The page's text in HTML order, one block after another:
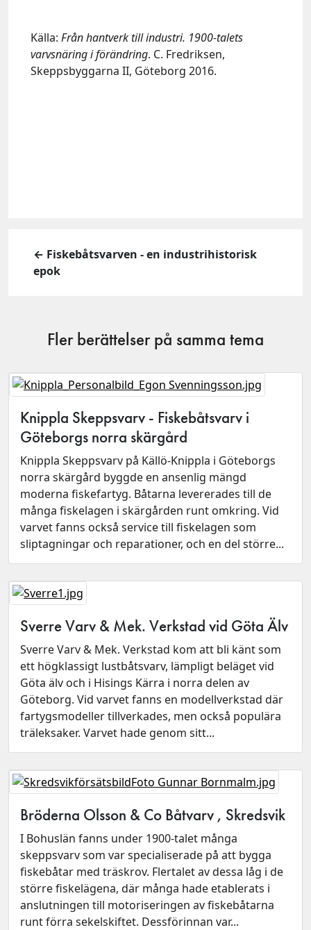
Källa: Från hantverk till industri. 1900-talets
varvsnäring i förändring. C. Fredriksen,
Skeppsbyggarna II, Göteborg 2016.
← Fiskebåtsvarven - en industrihistorisk
epok
Fler berättelser på samma tema
Knippla Skeppsvarv - Fiskebåtsvarv i
Göteborgs norra skärgård
Knippla Skeppsvarv på Källö-Knippla i Göteborgs
norra skärgård byggde en ansenlig mängd
moderna fiskefartyg. Båtarna levererades till de
många fiskelagen i skärgården runt omkring. Vid
varvet fanns också service till fiskelagen som
sliptagningar och reparationer, och en del större...
Sverre Varv & Mek. Verkstad vid Göta Älv
Sverre Varv & Mek. Verkstad kom att bli känt som
ett högklassigt lustbåtsvarv, lämpligt beläget vid
Göta älv och i Hisings Kärra i norra delen av
Göteborg. Vid varvet fanns en modellverkstad där
fartygsmodeller tillverkades, men också populära
träleksaker. Varvet hade genom sitt...
Bröderna Olsson & Co Båtvarv , Skredsvik
I Bohuslän fanns under 1900-talet många
skeppsvarv som var specialiserade på att bygga
fiskebåtar med träskrov. Flertalet av dessa låg i de
större fiskelägena, där många hade etablerats i
anslutningen till motoriseringen av fiskebåtarna
runt förra sekelskiftet. Dessförinnan var...